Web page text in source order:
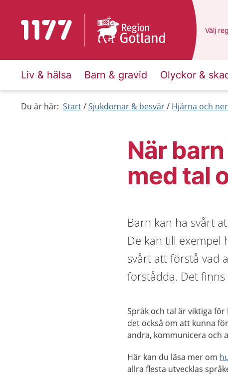
Till startsidan för 1177 Du har
Välj en
Liv & hälsa Barn & gravid Olyckor &
Du är här: Start Sjukdomar & besvär Hjärna och
När
med tal
Barn kan ha svårt
De kan till exempel
svårt att förstå vad
förstådda. Det
Språk och tal är viktiga
det också om att kunna
andra, kommunicera och
Här kan du läsa mer om
allra flesta utvecklas